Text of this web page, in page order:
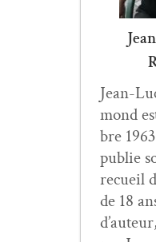
Jean-
mond
bre
pub­lie
recueil
de 18